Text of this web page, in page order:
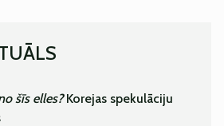
šīs elles?Korejas spekulāciju